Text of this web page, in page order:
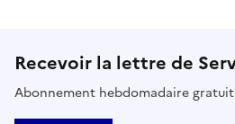
Recevoir la lettre de
Abonnement hebdomadaire gratuit